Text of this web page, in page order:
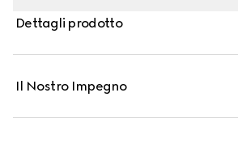
Demetra e caratterizzato dal dettaglio
Dettagli prodotto
Il Nostro Impegno